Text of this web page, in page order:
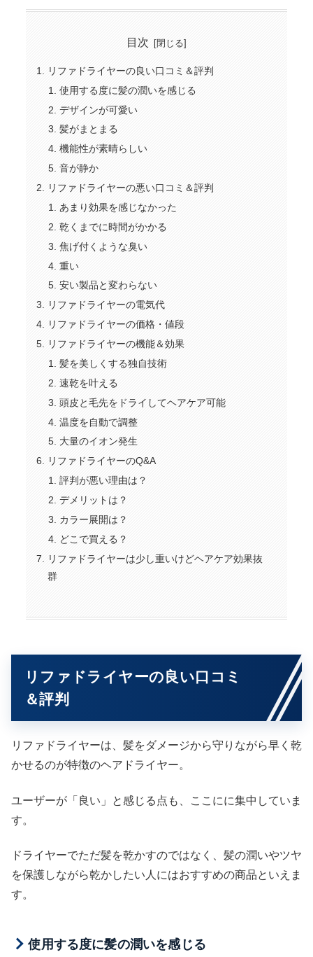
目次
リファドライヤーの良い口コミ＆評判
使用する度に髪の潤いを感じる
デザインが可愛い
髪がまとまる
機能性が素晴らしい
音が静か
リファドライヤーの悪い口コミ＆評判
あまり効果を感じなかった
乾くまでに時間がかかる
焦げ付くような臭い
重い
安い製品と変わらない
リファドライヤーの電気代
リファドライヤーの価格・値段
リファドライヤーの機能＆効果
髪を美しくする独自技術
速乾を叶える
頭皮と毛先をドライしてヘアケア可能
温度を自動で調整
大量のイオン発生
リファドライヤーのQ&A
評判が悪い理由は？
デメリットは？
カラー展開は？
どこで買える？
リファドライヤーは少し重いけどヘアケア効果抜
群
リファドライヤーの良い口コミ
＆評判
リファドライヤーは、髪をダメージから守りながら早く乾
かせるのが特徴のヘアドライヤー。
ユーザーが「良い」と感じる点も、ここにに集中していま
す。
ドライヤーでただ髪を乾かすのではなく、髪の潤いやツヤ
を保護しながら乾かしたい人にはおすすめの商品といえま
す。
使用する度に髪の潤いを感じる